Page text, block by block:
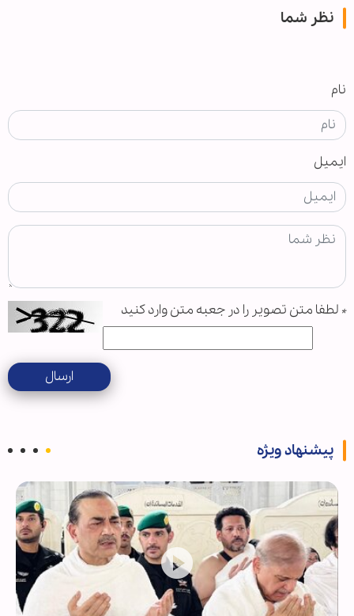
نظر شما
نام
ایمیل
* لطفا متن تصویر را در جعبه متن وارد کنید
ارسال
پیشنهاد ویژه